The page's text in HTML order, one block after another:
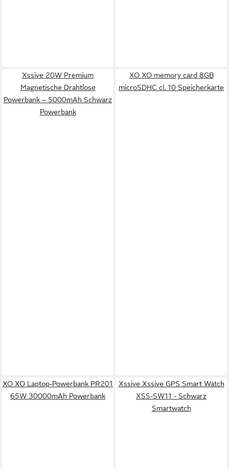
Xssive 20W Premium
Magnetische Drahtlose
Powerbank – 5000mAh Schwarz
Powerbank
XO XO memory card 8GB
microSDHC cl. 10 Speicherkarte
XO XO Laptop-Powerbank PR201
65W 30000mAh Powerbank
Xssive Xssive GPS Smart Watch
XSS-SW11 - Schwarz
Smartwatch